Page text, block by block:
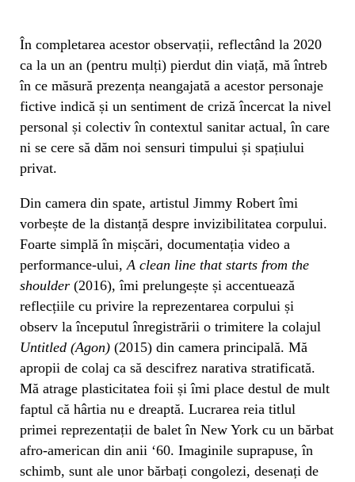
În completarea acestor observații, reflectând la 2020
ca la un an (pentru mulți) pierdut din viață, mă întreb
în ce măsură prezența neangajată a acestor personaje
fictive indică și un sentiment de criză încercat la nivel
personal și colectiv în contextul sanitar actual, în care
ni se cere să dăm noi sensuri timpului și spațiului
privat.
Din camera din spate, artistul Jimmy Robert îmi
vorbește de la distanță despre invizibilitatea corpului.
Foarte simplă în mișcări, documentația video a
performance-ului,A clean line that starts from the
shoulder (2016), îmi prelungește și accentuează
reflecțiile cu privire la reprezentarea corpului și
observ la începutul înregistrării o trimitere la colajul
Untitled (Agon) (2015) din camera principală. Mă
apropii de colaj ca să descifrez narativa stratificată.
Mă atrage plasticitatea foii și îmi place destul de mult
faptul că hârtia nu e dreaptă. Lucrarea reia titlul
primei reprezentații de balet în New York cu un bărbat
afro-american din anii ‘60. Imaginile suprapuse, în
schimb, sunt ale unor bărbați congolezi, desenați de